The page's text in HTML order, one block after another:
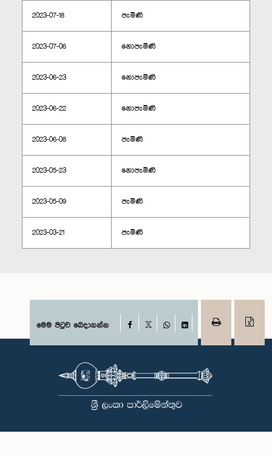
2023-07-18 පැමිණි
2023-07-06 නොපැමිණි
2023-06-23 නොපැමිණි
2023-06-22 නොපැමිණි
2023-06-08 පැමිණි
2023-05-23 නොපැමිණි
2023-05-09 පැමිණි
2023-03-21 පැමිණි
මෙම පිටුව බෙදාගන්න Facebook
WhatsAppLinkedIn